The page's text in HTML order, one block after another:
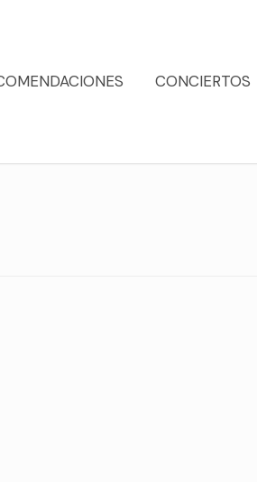
CONCIERTOS